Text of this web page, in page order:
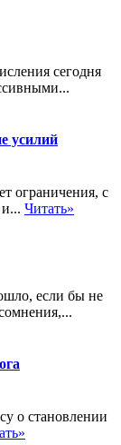
сегодня
усилий
ограничения, с
Читать»
если бы не
о становлении